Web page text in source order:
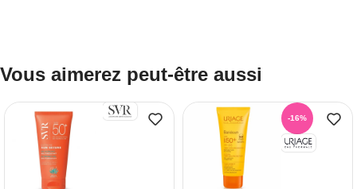
Vous aimerez peut-être aussi
-16%